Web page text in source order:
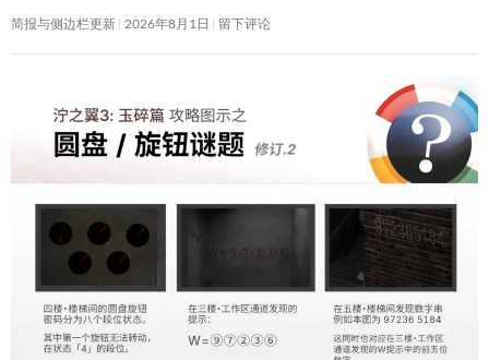
简报与侧边栏更新 2026年8月1日 留下评论